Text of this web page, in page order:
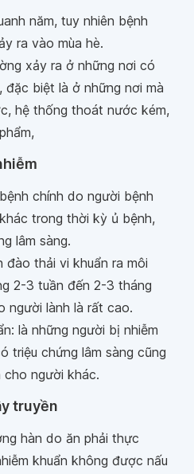
năm, tuy nhiên bệnh
ra vào mùa hè.
xảy ra ở những nơi có
đặc biệt là ở những nơi mà
hệ thống thoát nước kém,
chính do người bệnh
trong thời kỳ ủ bệnh,
lâm sàng.
đào thải vi khuẩn ra môi
2-3 tuần đến 2-3 tháng
người lành là rất cao.
là những người bị nhiễm
triệu chứng lâm sàng cũng
người khác.
truyền
hàn do ăn phải thực
khuẩn không được nấu